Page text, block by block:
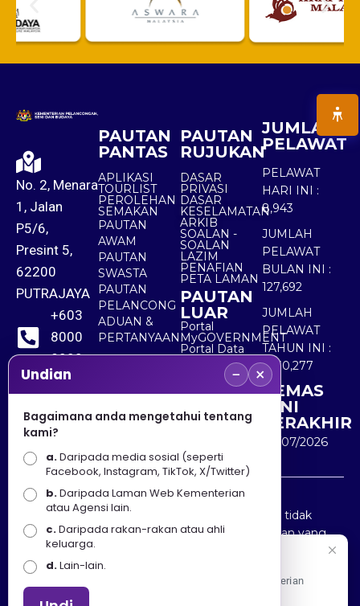
No. 2, Menara
1, Jalan
P5/6,
Presint 5,
62200
PUTRAJAYA
+603
8000
8000
+603
8891
7100
PAUTAN
PANTAS
APLIKASI
TOURLIST
PEROLEHAN
SEMAKAN
PAUTAN
AWAM
PAUTAN
SWASTA
PAUTAN
PELANCONG
ADUAN &
PERTANYAAN
PAUTAN
RUJUKAN
DASAR
PRIVASI
DASAR
KESELAMATAN
ARKIB
SOALAN -
SOALAN
LAZIM
PENAFIAN
PETA LAMAN
PAUTAN
LUAR
Portal
MyGOVERNMENT
Portal Data
Terbuka
Sektor Awam
JUMLAH
PELAWAT
PELAWAT
HARI INI :
8,943
JUMLAH
PELAWAT
BULAN INI :
127,692
JUMLAH
PELAWAT
TAHUN INI :
5,530,277
KEMAS
KINI
TERAKHIR
30/07/2026
Penafian : Kerajaan Malaysia dan Kementerian
Pelancongan Seni dan Budaya (MOTAC) adalah tidak
bertanggungjawab atas kehilangan atau kerugian yang
disebabkan oleh penggunaan mana-mana maklumat
yang diperolehi dari portal ini.
Undian − ×
Bagaimana anda mengetahui tentang
kami?
a.Daripada media sosial (seperti
Facebook, Instagram, TikTok, X/Twitter)
b.Daripada Laman Web Kementerian
atau Agensi lain.
c.Daripada rakan-rakan atau ahli
keluarga.
d.Lain-lain.
Apa Khabar! Selamat datang ke Portal Rasmi Kementerian
Pelancongan, Seni dan Budaya